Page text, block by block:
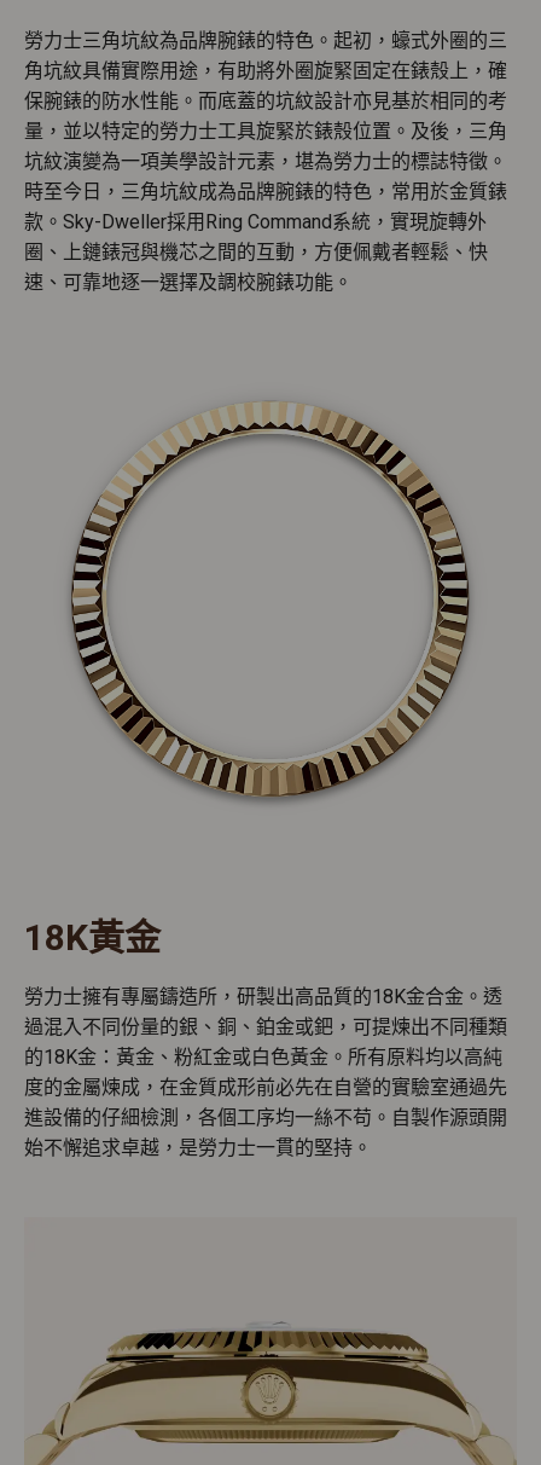
勞力士三角坑紋為品牌腕錶的特色。起初，蠔式外圈的三
角坑紋具備實際用途，有助將外圈旋緊固定在錶殼上，確
保腕錶的防水性能。而底蓋的坑紋設計亦見基於相同的考
量，並以特定的勞力士工具旋緊於錶殼位置。及後，三角
坑紋演變為一項美學設計元素，堪為勞力士的標誌特徵。
時至今日，三角坑紋成為品牌腕錶的特色，常用於金質錶
款。Sky-Dweller採用Ring Command系統，實現旋轉外
圈、上鏈錶冠與機芯之間的互動，方便佩戴者輕鬆、快
速、可靠地逐一選擇及調校腕錶功能。
18K黃金
勞力士擁有專屬鑄造所，研製出高品質的18K金合金。透
過混入不同份量的銀、銅、鉑金或鈀，可提煉出不同種類
的18K金：黃金、粉紅金或白色黃金。所有原料均以高純
度的金屬煉成，在金質成形前必先在自營的實驗室通過先
進設備的仔細檢測，各個工序均一絲不苟。自製作源頭開
始不懈追求卓越，是勞力士一貫的堅持。